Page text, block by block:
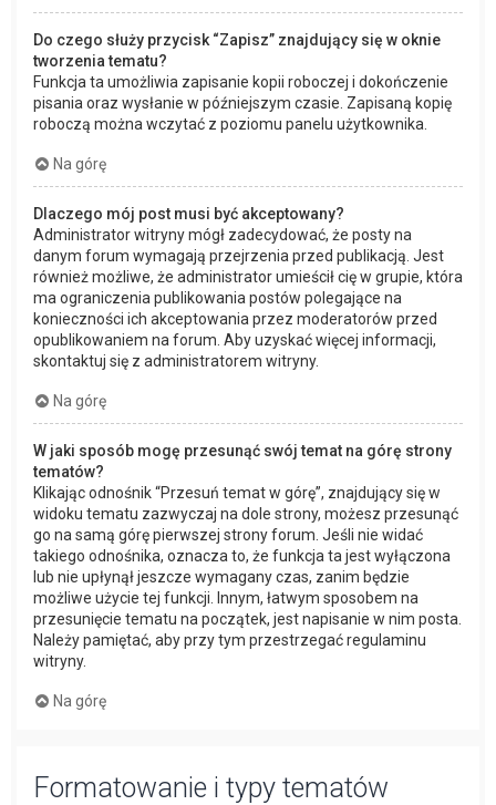
Do czego służy przycisk “Zapisz” znajdujący się w oknie
tworzenia tematu?
Funkcja ta umożliwia zapisanie kopii roboczej i dokończenie
pisania oraz wysłanie w późniejszym czasie. Zapisaną kopię
roboczą można wczytać z poziomu panelu użytkownika.
Na górę
Dlaczego mój post musi być akceptowany?
Administrator witryny mógł zadecydować, że posty na
danym forum wymagają przejrzenia przed publikacją. Jest
również możliwe, że administrator umieścił cię w grupie, która
ma ograniczenia publikowania postów polegające na
konieczności ich akceptowania przez moderatorów przed
opublikowaniem na forum. Aby uzyskać więcej informacji,
skontaktuj się z administratorem witryny.
Na górę
W jaki sposób mogę przesunąć swój temat na górę strony
tematów?
Klikając odnośnik “Przesuń temat w górę”, znajdujący się w
widoku tematu zazwyczaj na dole strony, możesz przesunąć
go na samą górę pierwszej strony forum. Jeśli nie widać
takiego odnośnika, oznacza to, że funkcja ta jest wyłączona
lub nie upłynął jeszcze wymagany czas, zanim będzie
możliwe użycie tej funkcji. Innym, łatwym sposobem na
przesunięcie tematu na początek, jest napisanie w nim posta.
Należy pamiętać, aby przy tym przestrzegać regulaminu
witryny.
Na górę
Formatowanie i typy tematów